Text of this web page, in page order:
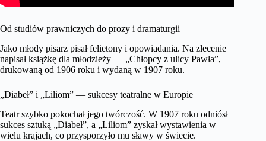
Od studiów prawniczych do prozy i dramaturgii
Jako młody pisarz pisał felietony i opowiadania. Na zlecenie
napisał książkę dla młodzieży — „Chłopcy z ulicy Pawła”,
drukowaną od 1906 roku i wydaną w 1907 roku.
„Diabeł” i „Liliom” — sukcesy teatralne w Europie
Teatr szybko pokochał jego twórczość. W 1907 roku odniósł
sukces sztuką „Diabeł”, a „Liliom” zyskał wystawienia w
wielu krajach, co przysporzyło mu sławy w świecie.